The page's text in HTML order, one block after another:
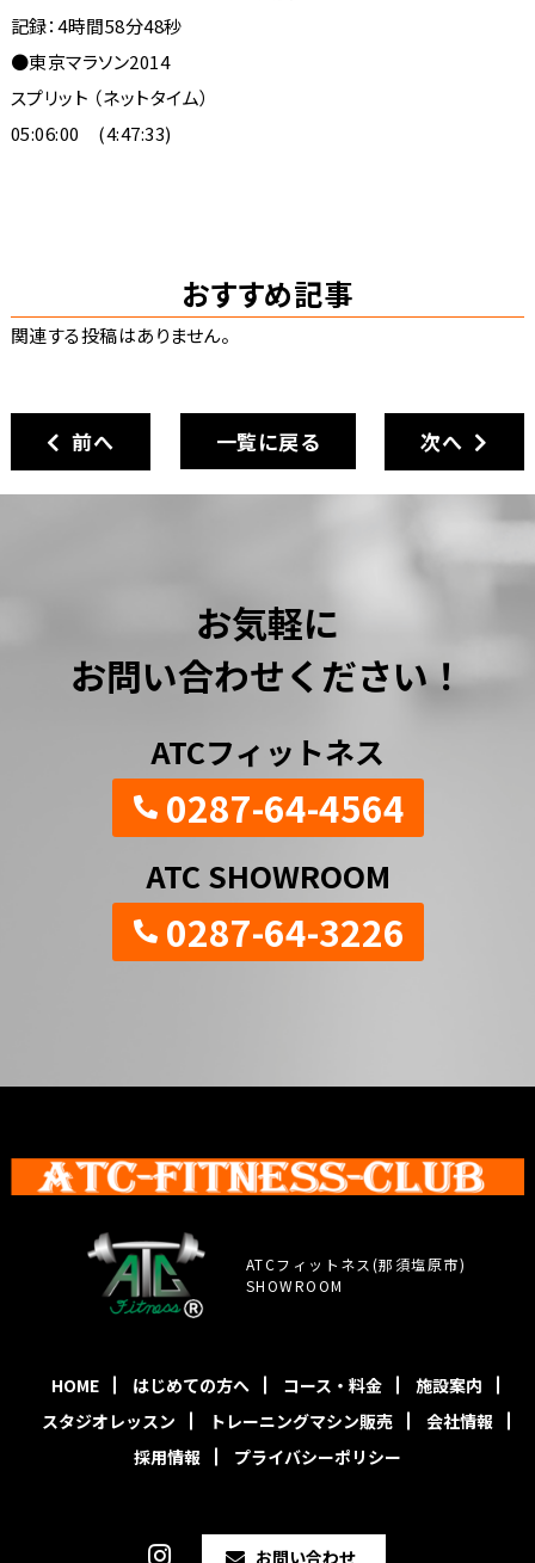
記録：4時間58分48秒
●東京マラソン2014
スプリット （ネットタイム）
05:06:00 (4:47:33)
おすすめ記事
関連する投稿はありません。
前へ 一覧に戻る 次へ
お気軽に
お問い合わせください！
ATCフィットネス
0287-64-4564
ATC SHOWROOM
0287-64-3226
ATCフィットネス(那須塩原市)
SHOWROOM
HOME はじめての方へ コース・料金
施設案内
スタジオレッスン
トレーニングマシン販売
会社情報
採用情報
プライバシーポリシー
お問い合わせ